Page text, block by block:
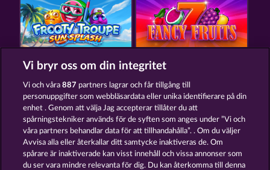
FROOTY TROUPE SUN SPLASH FANCY FRUITS
FANCY FRUITS ROAR 3 GOLDEN CHERRIES
Vi bryr oss om din integritet
Vi och våra887 partners lagrar och får tillgång till
personuppgifter som webbläsardata eller unika identifierare på din
enhet . Genom att välja Jag accepterar tillåter du att
spårningstekniker används för de syften som anges under ”Vi och
våra partners behandlar data för att tillhandahålla”. . Om du väljer
Avvisa alla eller återkallar ditt samtycke inaktiveras de. Om
spårare är inaktiverade kan visst innehåll och vissa annonser som
du ser vara mindre relevanta för dig. Du kan återkomma till denna